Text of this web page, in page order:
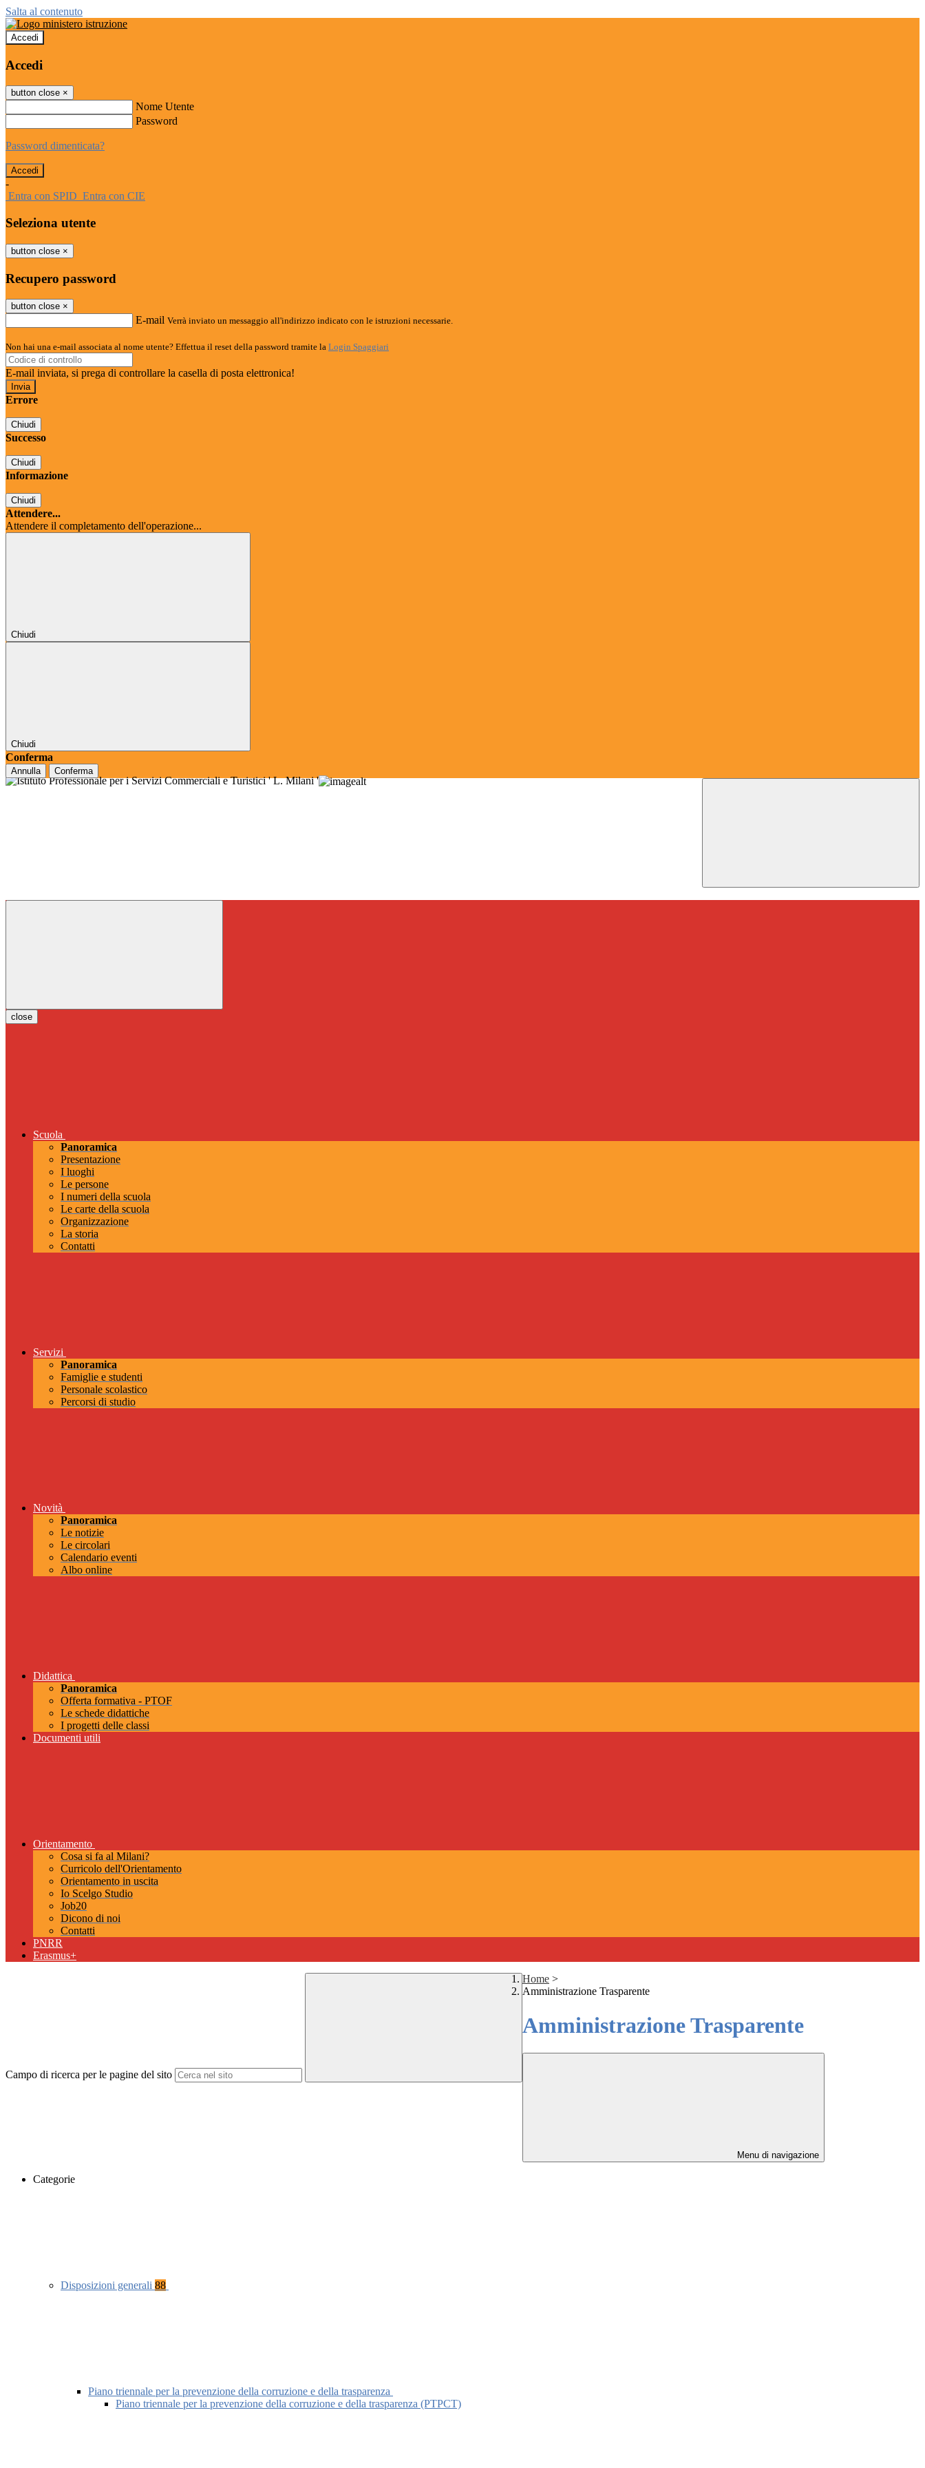
Salta al contenuto
Accedi
Accedi
button close ×
Nome Utente
Password
Password dimenticata?
-
Entra con SPID Entra con CIE
Seleziona utente
button close ×
Recupero password
button close ×
E-mail Verrà inviato un messaggio all'indirizzo indicato con le istruzioni necessarie.
Non hai una e-mail associata al nome utente? Effettua il reset della password tramite la Login Spaggiari
E-mail inviata, si prega di controllare la casella di posta elettronica!
Errore
Chiudi
Successo
Chiudi
Informazione
Chiudi
Attendere...
Attendere il completamento dell'operazione...
Chiudi
Chiudi
Conferma
Annulla Conferma
close
Scuola
Panoramica
Presentazione
I luoghi
Le persone
I numeri della scuola
Le carte della scuola
Organizzazione
La storia
Contatti
Servizi
Panoramica
Famiglie e studenti
Personale scolastico
Percorsi di studio
Novità
Panoramica
Le notizie
Le circolari
Calendario eventi
Albo online
Didattica
Panoramica
Offerta formativa - PTOF
Le schede didattiche
I progetti delle classi
Documenti utili
Orientamento
Cosa si fa al Milani?
Curricolo dell'Orientamento
Orientamento in uscita
Io Scelgo Studio
Job20
Dicono di noi
Contatti
PNRR
Erasmus+
Campo di ricerca per le pagine del sito
Home >
Amministrazione Trasparente
Amministrazione Trasparente
Menu di navigazione
Categorie
Disposizioni generali 88
Piano triennale per la prevenzione della corruzione e della trasparenza
Piano triennale per la prevenzione della corruzione e della trasparenza (PTPCT)